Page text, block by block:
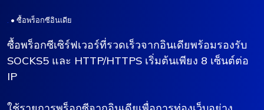
• ซื้อพร็อกซีอินเดีย
ซื้อพร็อกซีเซิร์ฟเวอร์ที่รวดเร็วจากอินเดียพร้อมรองรับ
SOCKS5 และ HTTP/HTTPS เริ่มต้นเพียง 8 เซ็นต์ต่อ
IP